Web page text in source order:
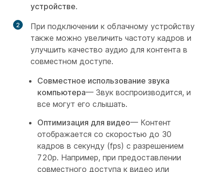
устройстве.
2
При подключении к облачному устройству
также можно увеличить частоту кадров и
улучшить качество аудио для контента в
совместном доступе.
Совместное использование звука
компьютера— Звук воспроизводится, и
все могут его слышать.
Оптимизация для видео— Контент
отображается со скоростью до 30
кадров в секунду (fps) с разрешением
720p. Например, при предоставлении
совместного доступа к видео или